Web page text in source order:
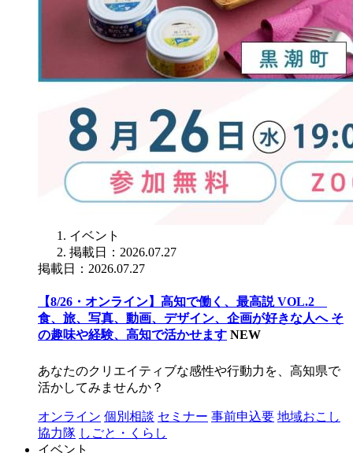
イベント
掲載日：2026.07.27
掲載日：2026.07.27
【8/26・オンライン】高知で働く、最高説 VOL.2
食、旅、写真、動画、デザイン、企画が好きな人へ そ
の趣味や経験、高知で活かせます NEW
あなたのクリエイティブな感性や行動力を、高知県で
活かしてみませんか？
オンライン 個別相談 セミナー 事前申込要 地域おこし
協力隊 しごと・くらし
イベント